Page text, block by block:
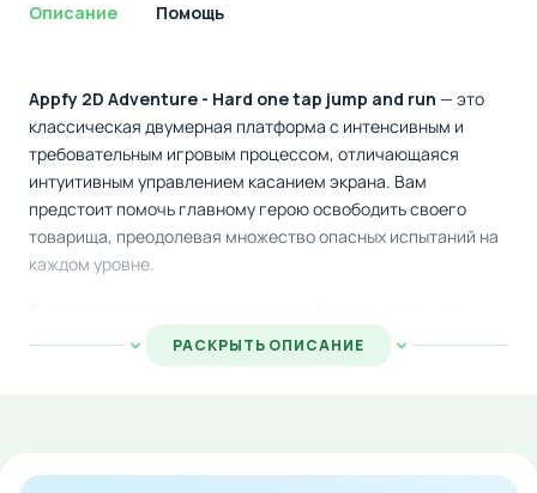
Описание Помощь
Appfy 2D Adventure - Hard one tap jump and run — это
классическая двумерная платформа с интенсивным и
требовательным игровым процессом, отличающаяся
интуитивным управлением касанием экрана. Вам
предстоит помочь главному герою освободить своего
товарища, преодолевая множество опасных испытаний на
каждом уровне.
шипами, ядовитыми грибами и другими враждебными
существами, которые будут всячески препятствовать
поверхностям, чтобы избежать гибели и достичь цели.
РАСКРЫТЬ ОПИСАНИЕ